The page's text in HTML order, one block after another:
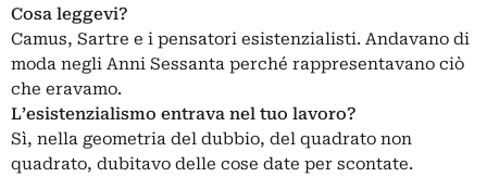
Cosa leggevi?
Camus, Sartre e i pensatori esistenzialisti. Andavano di
moda negli Anni Sessanta perché rappresentavano ciò
che eravamo.
L’esistenzialismo entrava nel tuo lavoro?
Sì, nella geometria del dubbio, del quadrato non
quadrato, dubitavo delle cose date per scontate.